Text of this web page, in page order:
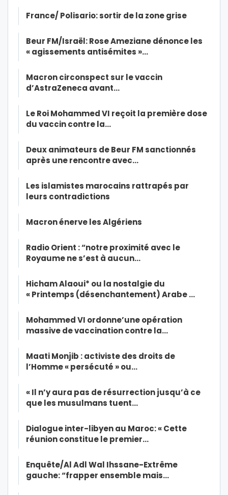
France/ Polisario: sortir de la zone grise
Beur FM/Israël: Rose Ameziane dénonce les
« agissements antisémites »…
Macron circonspect sur le vaccin
d’AstraZeneca avant…
Le Roi Mohammed VI reçoit la première dose
du vaccin contre la…
Deux animateurs de Beur FM sanctionnés
après une rencontre avec…
Les islamistes marocains rattrapés par
leurs contradictions
Macron énerve les Algériens
Radio Orient : “notre proximité avec le
Royaume ne s’est à aucun…
Hicham Alaoui* ou la nostalgie du
« Printemps (désenchantement) Arabe …
Mohammed VI ordonne’une opération
massive de vaccination contre la…
Maati Monjib : activiste des droits de
l’Homme « persécuté » ou…
« Il n’y aura pas de résurrection jusqu’à ce
que les musulmans tuent…
Dialogue inter-libyen au Maroc: « Cette
réunion constitue le premier…
Enquête/Al Adl Wal Ihssane-Extrême
gauche: “frapper ensemble mais…